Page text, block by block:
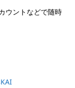
ウントなどで随時